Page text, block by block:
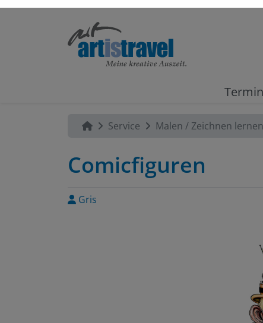
Termine
Service Malen / Zeichnen lernen
Comicfiguren
Gris